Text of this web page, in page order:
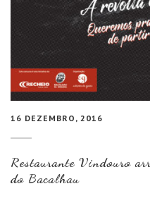
RESERVAS
NOTÍCIAS
CONTACTOS
16 DEZEMBRO, 2016
Restaurante Vindouro
do Bacalhau